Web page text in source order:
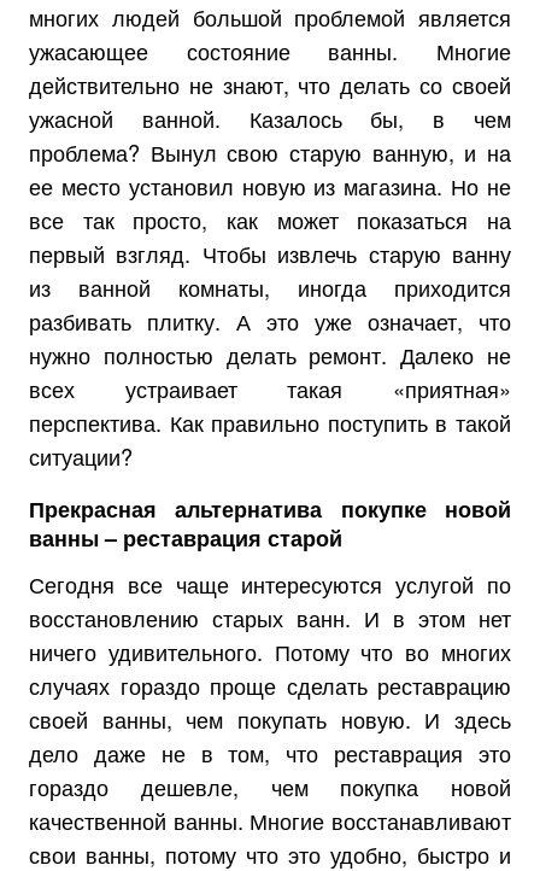
многих людей большой проблемой является
ужасающее состояние ванны. Многие
действительно не знают, что делать со своей
ужасной ванной. Казалось бы, в чем
проблема? Вынул свою старую ванную, и на
ее место установил новую из магазина. Но не
все так просто, как может показаться на
первый взгляд. Чтобы извлечь старую ванну
из ванной комнаты, иногда приходится
разбивать плитку. А это уже означает, что
нужно полностью делать ремонт. Далеко не
всех устраивает такая «приятная»
перспектива. Как правильно поступить в такой
ситуации?
Прекрасная альтернатива покупке новой
ванны – реставрация старой
Сегодня все чаще интересуются услугой по
восстановлению старых ванн. И в этом нет
ничего удивительного. Потому что во многих
случаях гораздо проще сделать реставрацию
своей ванны, чем покупать новую. И здесь
дело даже не в том, что реставрация это
гораздо дешевле, чем покупка новой
качественной ванны. Многие восстанавливают
свои ванны, потому что это удобно, быстро и